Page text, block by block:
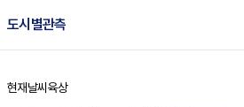
도시별관측
홈
현재날씨 육상